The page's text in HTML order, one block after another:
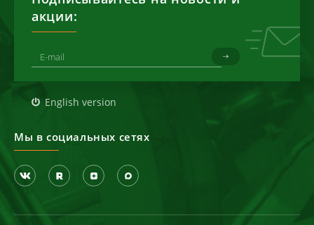
акции:
English version
Мы в социальных сетях